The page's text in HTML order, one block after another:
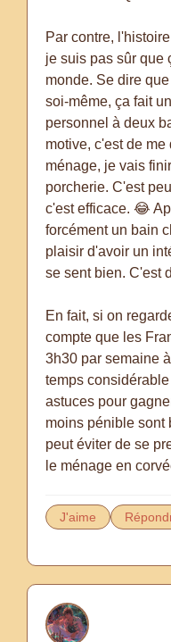
Par contre,
je suis pas sûr que
monde. Se dire
soi-même, ça fait
personnel à deux
motive, c'est de
ménage, je vais
porcherie. C'est
c'est efficace. 😂
forcément un bain
plaisir d'avoir un
se sent bien. C'est
En fait, si on
compte que les
3h30 par semaine
temps
astuces pour
moins pénible sont
peut éviter de se
le ménage en
J'aime